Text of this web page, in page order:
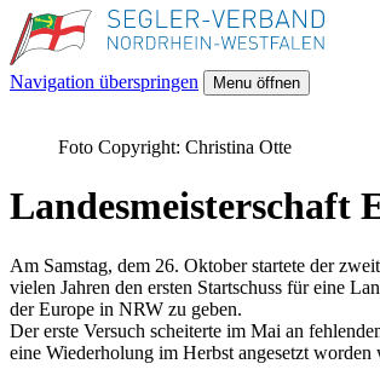
Navigation überspringen Menu öffnen
Foto Copyright: Christina Otte
Landesmeisterschaft
Am Samstag, dem 26. Oktober startete der
vielen Jahren den ersten Startschuss für eine
der Europe in NRW zu geben.
Der erste Versuch scheiterte im Mai an
eine Wiederholung im Herbst angesetzt worden